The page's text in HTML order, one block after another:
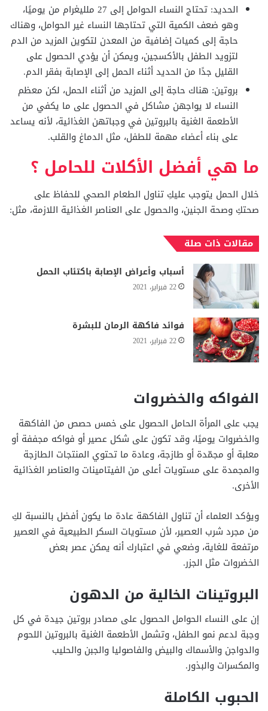
الحديد: تحتاج النساء الحوامل إلى 27 ملليغرام من يوميًا،
وهو ضعف الكمية التي تحتاجها النساء غير الحوامل، وهناك
حاجة إلى كميات إضافية من المعدن لتكوين المزيد من الدم
لتزويد الطفل بالأكسجين، ويمكن أن يؤدي الحصول على
القليل جدًا من الحديد أثناء الحمل إلى الإصابة بفقر الدم.
بروتين: هناك حاجة إلى المزيد من أثناء الحمل، لكن معظم
النساء لا يواجهن مشاكل في الحصول على ما يكفي من
الأطعمة الغنية بالبروتين في وجباتهن الغذائية، لأنه يساعد
على بناء أعضاء مهمة للطفل، مثل الدماغ والقلب.
ما هي أفضل الأكلات للحامل ؟
خلال الحمل يتوجب عليكِ تناول الطعام الصحي للحفاظ على
صحتكِ وصحة الجنين، والحصول على العناصر الغذائية اللازمة، مثل:
مقالات ذات صلة
أسباب وأعراض الإصابة باكتئاب الحمل
22 فبراير، 2021
فوائد فاكهة الرمان للبشرة
22 فبراير، 2021
الفواكه والخضروات
يجب على المرأة الحامل الحصول على خمس حصص من الفاكهة
والخضروات يوميًا، وقد تكون على شكل عصير أو فواكه مجففة أو
معلبة أو مجمّدة أو طازجة، وعادة ما تحتوي المنتجات الطازجة
والمجمدة على مستويات أعلى من الفيتامينات والعناصر الغذائية
الأخرى.
ويؤكد العلماء أن تناول الفاكهة عادة ما يكون أفضل بالنسبة لكِ
من مجرد شرب العصير، لأن مستويات السكر الطبيعية في العصير
مرتفعة للغاية، وضعي في اعتبارك أنه يمكن عصر بعض
الخضروات مثل الجزر.
البروتينات الخالية من الدهون
إن على النساء الحوامل الحصول على مصادر بروتين جيدة في كل
وجبة لدعم نمو الطفل، وتشمل الأطعمة الغنية بالبروتين اللحوم
والدواجن والأسماك والبيض والفاصوليا والجبن والحليب
والمكسرات والبذور.
الحبوب الكاملة